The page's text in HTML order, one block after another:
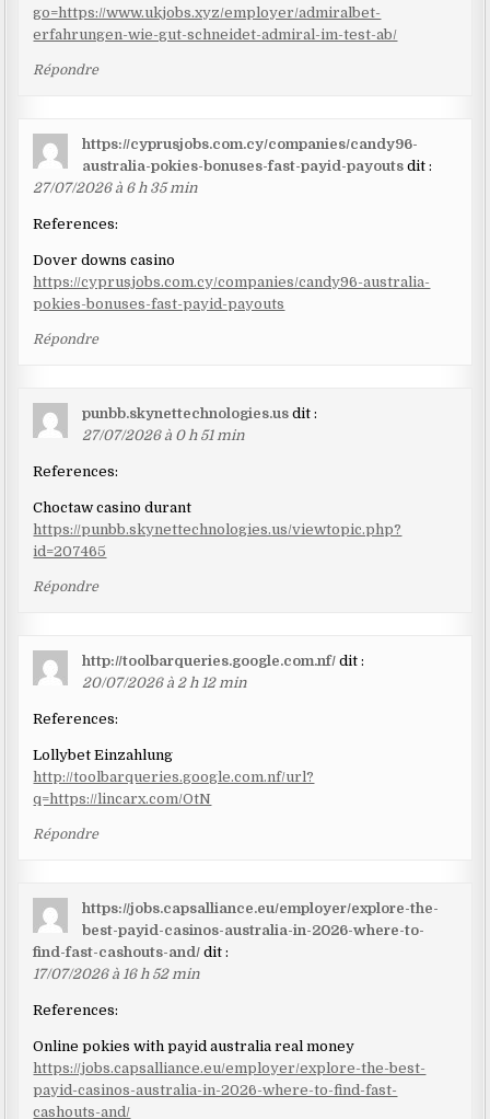
go=https://www.ukjobs.xyz/employer/admiralbet-
erfahrungen-wie-gut-schneidet-admiral-im-test-ab/
Répondre
https://cyprusjobs.com.cy/companies/candy96-
australia-pokies-bonuses-fast-payid-payouts dit :
27/07/2026 à 6 h 35 min
References:
Dover downs casino
https://cyprusjobs.com.cy/companies/candy96-australia-
pokies-bonuses-fast-payid-payouts
Répondre
punbb.skynettechnologies.us dit :
27/07/2026 à 0 h 51 min
References:
Choctaw casino durant
https://punbb.skynettechnologies.us/viewtopic.php?
id=207465
Répondre
http://toolbarqueries.google.com.nf/ dit :
20/07/2026 à 2 h 12 min
References:
Lollybet Einzahlung
http://toolbarqueries.google.com.nf/url?
q=https://lincarx.com/OtN
Répondre
https://jobs.capsalliance.eu/employer/explore-the-
best-payid-casinos-australia-in-2026-where-to-
find-fast-cashouts-and/ dit :
17/07/2026 à 16 h 52 min
References:
Online pokies with payid australia real money
https://jobs.capsalliance.eu/employer/explore-the-best-
payid-casinos-australia-in-2026-where-to-find-fast-
cashouts-and/